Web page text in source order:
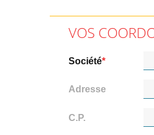
VOS
Société
Adresse
C.P.